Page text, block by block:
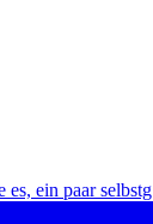
es, ein paar selbstg